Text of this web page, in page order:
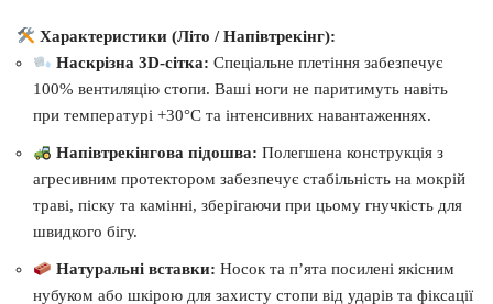
Характеристики (Літо / Напівтрекінг):
Наскрізна 3D-сітка: Спеціальне плетіння забезпечує
100% вентиляцію стопи. Ваші ноги не паритимуть навіть
при температурі +30°C та інтенсивних навантаженнях.
Напівтрекінгова підошва: Полегшена конструкція з
агресивним протектором забезпечує стабільність на мокрій
траві, піску та камінні, зберігаючи при цьому гнучкість для
швидкого бігу.
Натуральні вставки: Носок та п’ята посилені якісним
нубуком або шкірою для захисту стопи від ударів та фіксації